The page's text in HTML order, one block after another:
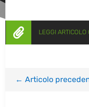
 LEGGI ARTICOLO
←Articolo